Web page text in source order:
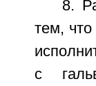
8.
тем,
с